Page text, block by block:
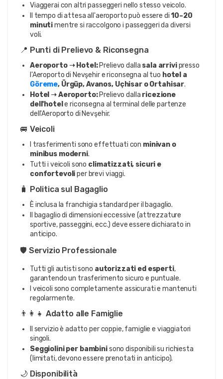
Viaggerai con altri passeggeri nello stesso veicolo.
Il tempo di attesa all'aeroporto può essere di10–20
minutimentre si raccolgono i passeggeri da diversi
voli.
📍 Punti di Prelievo & Riconsegna
Aeroporto ➝ Hotel:Prelievo dalla sala arrivipresso
l'Aeroporto di Nevşehir e riconsegna al tuo hotel a
Göreme, Ürgüp, Avanos, Uçhisar o Ortahisar.
Hotel ➝ Aeroporto:Prelievo dalla ricezione
dell'hotel e riconsegna al terminal delle partenze
dell'Aeroporto di Nevşehir.
🚐 Veicoli
I trasferimenti sono effettuati con minivan o
minibus moderni.
Tutti i veicoli sono climatizzati, sicuri e
confortevoliper brevi viaggi.
🧳 Politica sul Bagaglio
È inclusa la franchigia standard per il bagaglio.
Il bagaglio di dimensioni eccessive (attrezzature
sportive, passeggini, ecc.) deve essere dichiarato in
anticipo.
🛡️ Servizio Professionale
Tutti gli autisti sono autorizzati ed esperti,
garantendo un trasferimento sicuro e puntuale.
I veicoli sono completamente assicurati e mantenuti
regolarmente.
👨‍👩‍👧 Adatto alle Famiglie
Il servizio è adatto per coppie, famiglie e viaggiatori
singoli.
Seggiolini per bambinisono disponibili su richiesta
(limitati, devono essere prenotati in anticipo).
🌙 Disponibilità